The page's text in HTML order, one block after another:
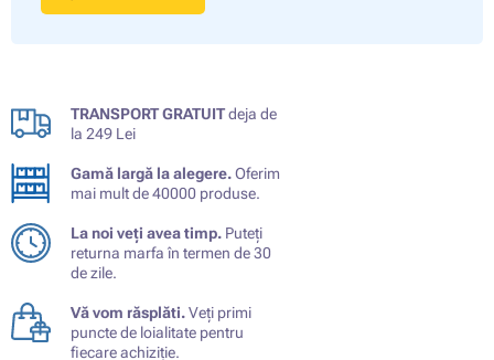
TRANSPORT GRATUITdeja de
la 249 Lei
Gamă largă la alegere.Oferim
mai mult de 40000 produse.
La noi veți avea timp. Puteți
returna marfa în termen de 30
de zile.
Vă vom răsplăti.Veți primi
puncte de loialitate pentru
fiecare achiziție.